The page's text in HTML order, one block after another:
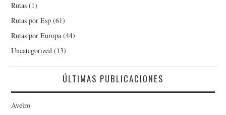
Rutas (1)
Rutas por Esp (61)
Rutas por Europa (44)
Uncategorized (13)
ÚLTIMAS PUBLICACIONES
Aveiro